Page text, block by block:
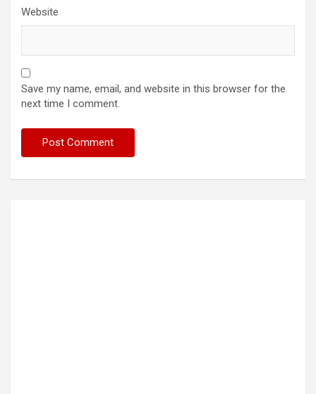
Website
Save my name, email, and website in this browser for the
next time I comment.